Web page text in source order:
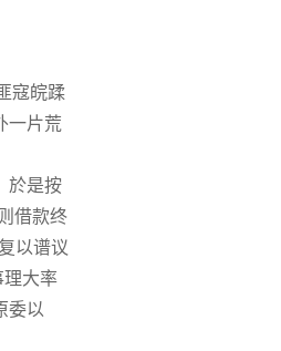
寇皖蹂
一片荒
於是按
借款终
以谱议
大率
委以